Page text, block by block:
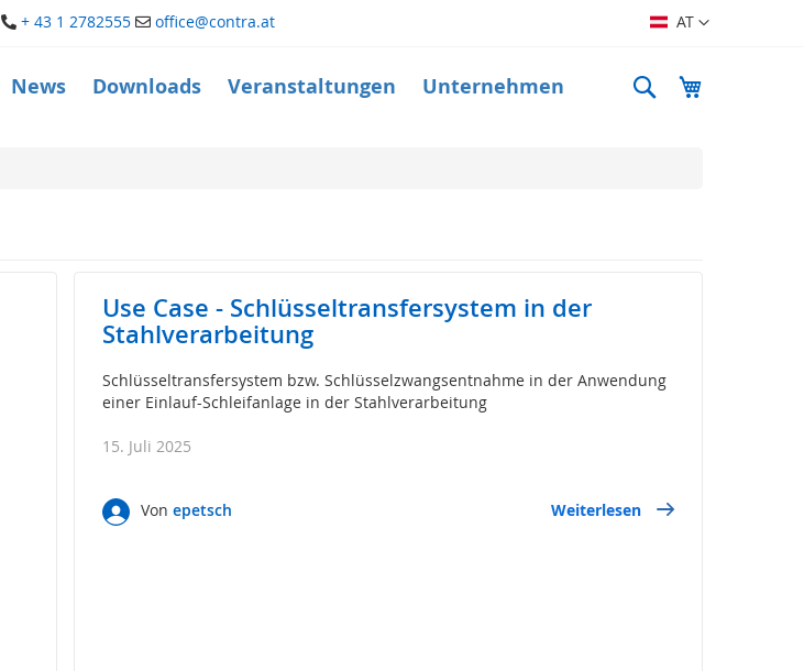
+ 43 1 2782555 office@contra.at Sprache
AT
News Downloads Veranstaltungen Unternehmen Suche
Use Case - Schlüsseltransfersystem in der
Stahlverarbeitung
Schlüsseltransfersystem bzw. Schlüsselzwangsentnahme in der Anwendung
einer Einlauf-Schleifanlage in der Stahlverarbeitung
15. Juli 2025
Von epetsch Weiterlesen